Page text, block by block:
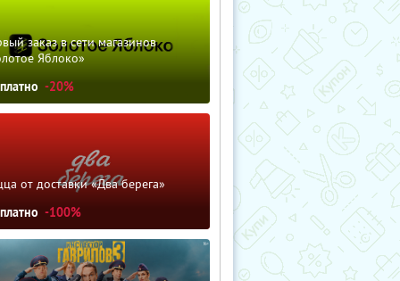
заказ в сети магазинов
Яблоко»
-20%
от доставки «Два берега»
-100%